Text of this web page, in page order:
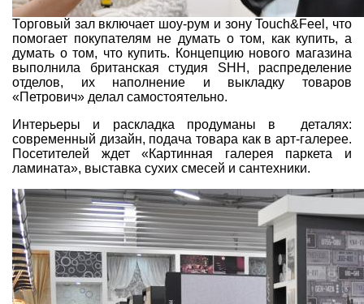
Торговый зал включает шоу-рум и зону Touch&Feel, что
помогает покупателям не думать о том, как купить, а
думать о том, что купить. Концепцию нового магазина
выполнила британская студия SHH, распределение
отделов, их наполнение и выкладку товаров
«Петрович» делал самостоятельно.
Интерьеры и раскладка продуманы в деталях:
современный дизайн, подача товара как в арт-галерее.
Посетителей ждет «Картинная галерея паркета и
ламината», выставка сухих смесей и сантехники.